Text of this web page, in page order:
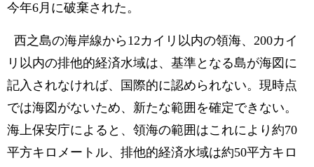
今年6月に破棄された。
西之島の海岸線から12カイリ以内の領海、200カイ
リ以内の排他的経済水域は、基準となる島が海図に
記入されなければ、国際的に認められない。現時点
では海図がないため、新たな範囲を確定できない。
海上保安庁によると、領海の範囲はこれにより約70
平方キロメートル、排他的経済水域は約50平方キロ